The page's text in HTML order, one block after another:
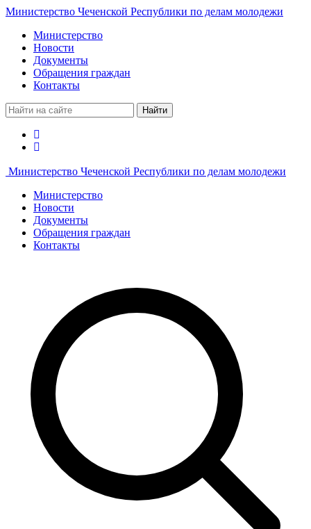
Министерство Чеченской Республики по делам молодежи
Министерство
Новости
Документы
Обращения граждан
Контакты
Найти
Министерство Чеченской Республики по делам молодежи
Министерство
Новости
Документы
Обращения граждан
Контакты